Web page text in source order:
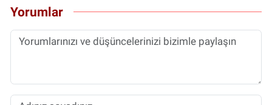
Yorumlar